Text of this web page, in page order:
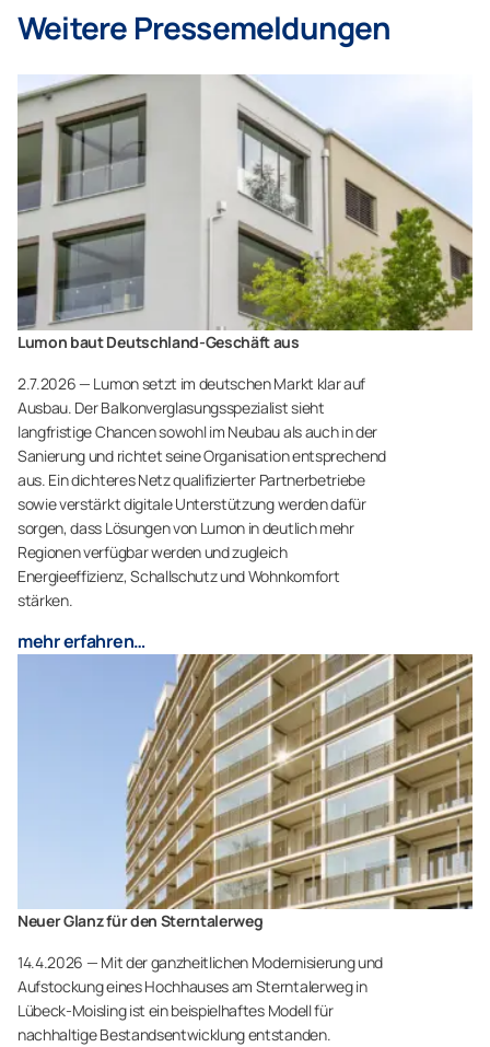
Weitere Pressemeldungen
Lumon baut Deutschland-Geschäft aus
2.7.2026 — Lumon setzt im deutschen Markt klar auf
Ausbau. Der Balkonverglasungsspezialist sieht
langfristige Chancen sowohl im Neubau als auch in der
Sanierung und richtet seine Organisation entsprechend
aus. Ein dichteres Netz qualifizierter Partnerbetriebe
sowie verstärkt digitale Unterstützung werden dafür
sorgen, dass Lösungen von Lumon in deutlich mehr
Regionen verfügbar werden und zugleich
Energieeffizienz, Schallschutz und Wohnkomfort
stärken.
mehr erfahren…
Neuer Glanz für den Sterntalerweg
14.4.2026 — Mit der ganzheitlichen Modernisierung und
Aufstockung eines Hochhauses am Sterntalerweg in
Lübeck-Moisling ist ein beispielhaftes Modell für
nachhaltige Bestandsentwicklung entstanden.